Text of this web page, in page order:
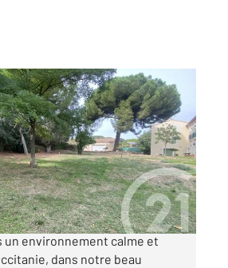
€
terrain constructible de 1820
un environnement calme et
dans notre beau